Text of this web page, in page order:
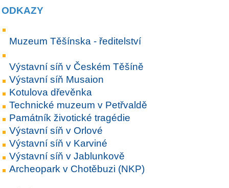
ODKAZY
Muzeum Těšínska - ředitelství
Výstavní síň v Českém Těšíně
Výstavní síň Musaion
Kotulova dřevěnka
Technické muzeum v Petřvaldě
Památník životické tragédie
Výstavní síň v Orlové
Výstavní síň v Karviné
Výstavní síň v Jablunkově
Archeopark v Chotěbuzi (NKP)